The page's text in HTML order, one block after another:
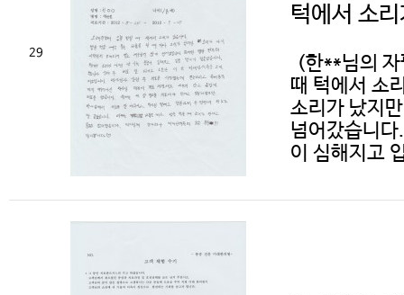
29
턱에서 소
(한**님의 자
때 턱에서 소
소리가 났지
넘어갔습니
이 심해지고